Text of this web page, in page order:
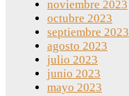
noviembre 2023
octubre 2023
septiembre 2023
agosto 2023
julio 2023
junio 2023
mayo 2023